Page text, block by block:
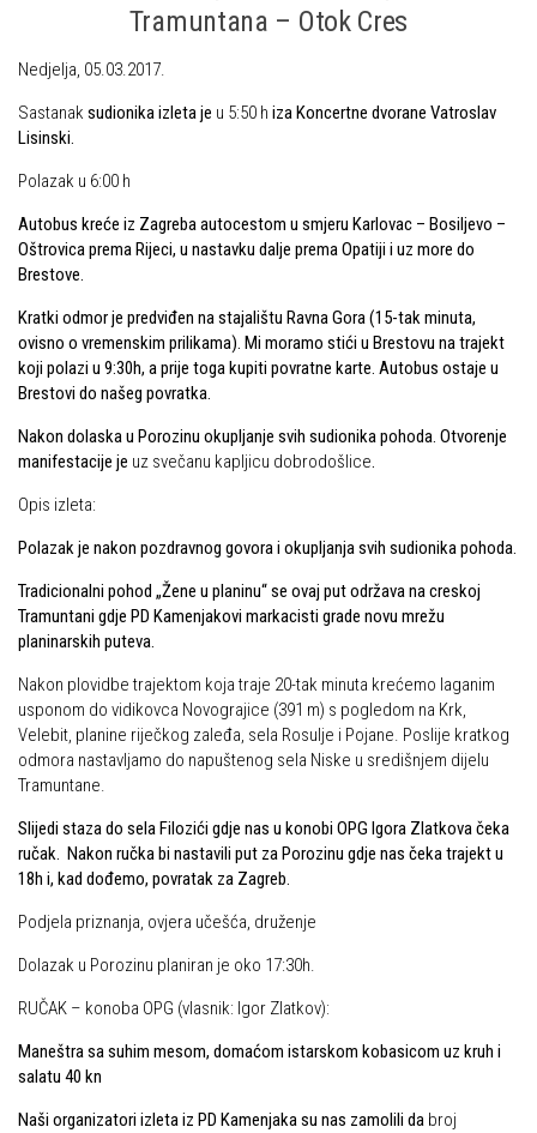
Plan izleta Obiteljske sekcije za 2026. godinu
Izleti
OSI Novosti
Izleti
Izvješća s izleta OSI
Visokogorci
Novosti SVP
Povijest SVP
Skijaši
Alpinistička škola
Speleološka škola HPD Željezničar
Obilaznice
Gojzerica
Špiljama Lijepe Naše
Hrvatske planinarske kuće
50 vrhova za 50 godina društva
Od vrha do vrha
4 godišnja doba na Oštrcu
Beži Jankec
Pohodi
Noćni pohod na Oštrc
Dragojlinom stazom na Okić
Dan Željezničara na Oštrcu
Putopisi
Put ekspedicionizma
Ojos del Salado
Slavko Patačko
Tomislav Zoričić – Tom
Damir Bajs
Dijana Petrak
Željko Brdal
Markacijska komisija
Dosadašnje aktivnosti
Putevi koje održava HPD Željezničar
Povijest Markacijske komisije
Tramuntana – Otok Cres
Nedjelja, 05.03.2017.
Sastanak sudionika izleta je u 5:50 h iza Koncertne dvorane Vatroslav
Lisinski.
Polazak u 6:00 h
Autobus kreće iz Zagreba autocestom u smjeru Karlovac – Bosiljevo –
Oštrovica prema Rijeci, u nastavku dalje prema Opatiji i uz more do
Brestove.
Kratki odmor je predviđen na stajalištu Ravna Gora (15-tak minuta,
ovisno o vremenskim prilikama). Mi moramo stići u Brestovu na trajekt
koji polazi u 9:30h, a prije toga kupiti povratne karte. Autobus ostaje u
Brestovi do našeg povratka.
Nakon dolaska u Porozinu okupljanje svih sudionika pohoda. Otvorenje
manifestacije je uz svečanu kapljicu dobrodošlice.
Opis izleta:
Polazak je nakon pozdravnog govora i okupljanja svih sudionika pohoda.
Tradicionalni pohod „Žene u planinu“ se ovaj put održava na creskoj
Tramuntani gdje PD Kamenjakovi markacisti grade novu mrežu
planinarskih puteva.
Nakon plovidbe trajektom koja traje 20-tak minuta krećemo laganim
usponom do vidikovca Novograjice (391 m) s pogledom na Krk,
Velebit, planine riječkog zaleđa, sela Rosulje i Pojane. Poslije kratkog
odmora nastavljamo do napuštenog sela Niske u središnjem dijelu
Tramuntane.
Slijedi staza do sela Filozići gdje nas u konobi OPG Igora Zlatkova čeka
ručak. Nakon ručka bi nastavili put za Porozinu gdje nas čeka trajekt u
18h i, kad dođemo, povratak za Zagreb.
Podjela priznanja, ovjera učešća, druženje
Dolazak u Porozinu planiran je oko 17:30h.
RUČAK – konoba OPG (vlasnik: Igor Zlatkov):
Maneštra sa suhim mesom, domaćom istarskom kobasicom uz kruh i
salatu 40 kn
Naši organizatori izleta iz PD Kamenjaka su nas zamolili da broj